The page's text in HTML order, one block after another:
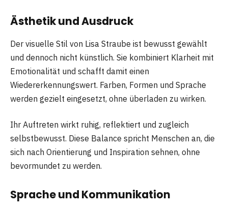
Ästhetik und Ausdruck
Der visuelle Stil von Lisa Straube ist bewusst gewählt
und dennoch nicht künstlich. Sie kombiniert Klarheit mit
Emotionalität und schafft damit einen
Wiedererkennungswert. Farben, Formen und Sprache
werden gezielt eingesetzt, ohne überladen zu wirken.
Ihr Auftreten wirkt ruhig, reflektiert und zugleich
selbstbewusst. Diese Balance spricht Menschen an, die
sich nach Orientierung und Inspiration sehnen, ohne
bevormundet zu werden.
Sprache und Kommunikation